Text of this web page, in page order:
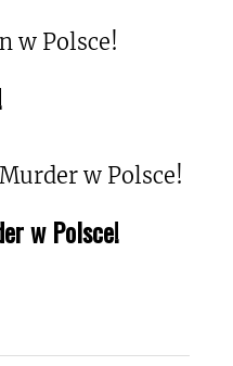
w Polsce!